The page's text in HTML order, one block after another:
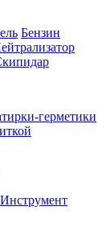
Бензин
герметики
Инструмент